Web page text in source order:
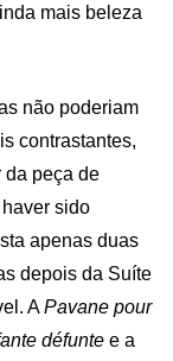
mais beleza
não poderiam
contrastantes,
da peça de
haver sido
apenas duas
depois da Suíte
APavane pour
défunte e a